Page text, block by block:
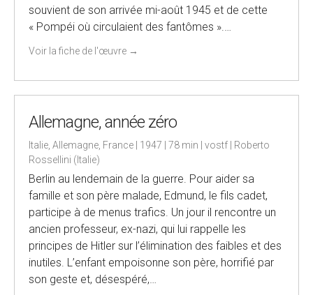
souvient de son arrivée mi-août 1945 et de cette
« Pompéi où circulaient des fantômes ».…
Voir la fiche de l'œuvre →
Allemagne, année zéro
Italie, Allemagne, France | 1947 | 78 min | vostf | Roberto
Rossellini (Italie)
Berlin au lendemain de la guerre. Pour aider sa
famille et son père malade, Edmund, le fils cadet,
participe à de menus trafics. Un jour il rencontre un
ancien professeur, ex-nazi, qui lui rappelle les
principes de Hitler sur l’élimination des faibles et des
inutiles. L’enfant empoisonne son père, horrifié par
son geste et, désespéré,…